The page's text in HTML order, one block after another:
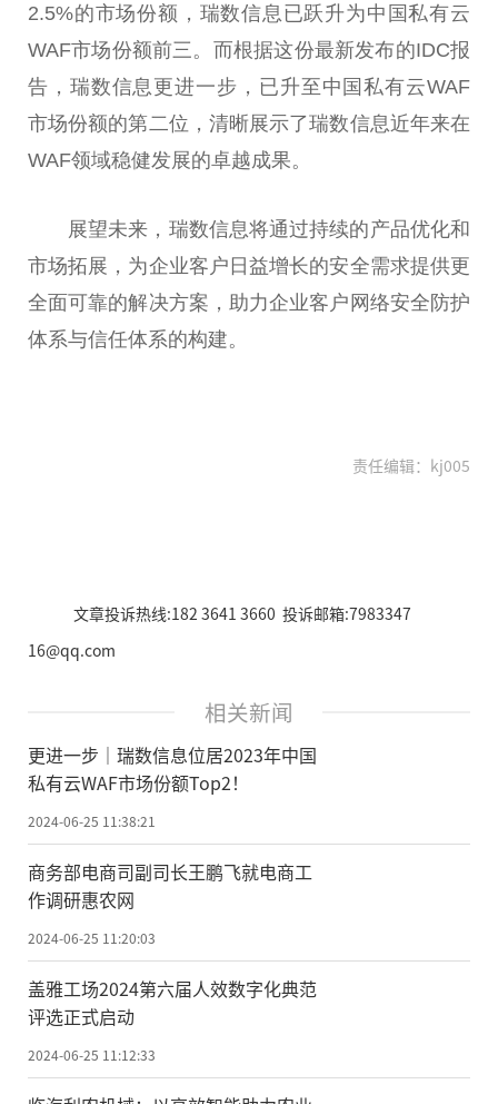
2.5%的市场份额，瑞数信息已跃升为中国私有云
WAF市场份额前三。而根据这份最新发布的IDC报
告，瑞数信息更进一步，已升至中国私有云WAF
市场份额的第二位，清晰展示了瑞数信息近年来在
WAF领域稳健发展的卓越成果。
展望未来，瑞数信息将通过持续的产品优化和
市场拓展，为企业客户日益增长的安全需求提供更
全面可靠的解决方案，助力企业客户网络安全防护
体系与信任体系的构建。
责任编辑：kj005
文章投诉热线:182 3641 3660 投诉邮箱:7983347
16@qq.com
相关新闻
更进一步｜瑞数信息位居2023年中国
私有云WAF市场份额Top2！
2024-06-25 11:38:21
商务部电商司副司长王鹏飞就电商工
作调研惠农网
2024-06-25 11:20:03
盖雅工场2024第六届人效数字化典范
评选正式启动
2024-06-25 11:12:33